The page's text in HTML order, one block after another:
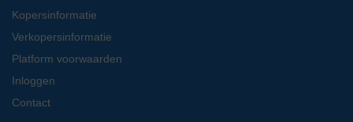
Kopersinformatie
Verkopersinformatie
Platform voorwaarden
Inloggen
Contact